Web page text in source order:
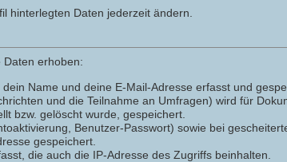
hinterlegten Daten jederzeit ändern.
Daten erhoben:
Name und deine E-Mail-Adresse erfasst und
und die Teilnahme an Umfragen) wird für
bzw. gelöscht wurde, gespeichert.
Benutzer-Passwort) sowie bei
gespeichert.
die auch die IP-Adresse des Zugriffs beinhalten.